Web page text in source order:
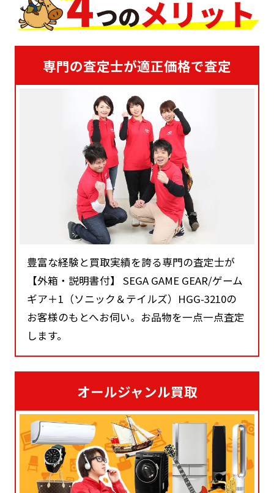
専門の査定士が適正価格で査定
豊富な経験と買取実績を誇る専門の査定士が
【外箱・説明書付】 SEGA GAME GEAR/ゲーム
ギア＋1（ソニック＆テイルズ）HGG-3210の
お客様のもとへお伺い。お品物を一点一点査定
します。
オールジャンル買取